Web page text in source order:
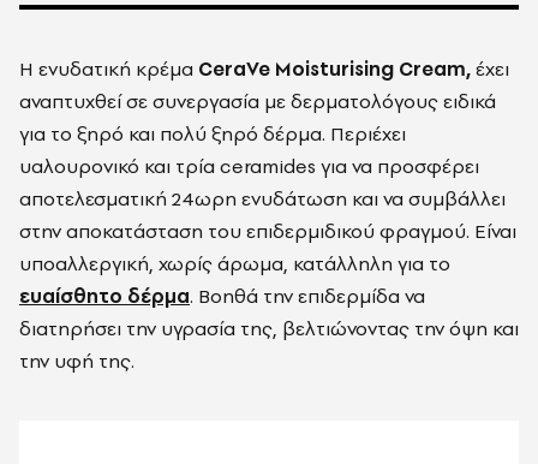
Η ενυδατική κρέμα CeraVe Moisturising Cream,έχει
αναπτυχθεί σε συνεργασία με δερματολόγους ειδικά
για το ξηρό και πολύ ξηρό δέρμα. Περιέχει
υαλουρονικό και τρία ceramides για να προσφέρει
αποτελεσματική 24ωρη ενυδάτωση και να συμβάλλει
στην αποκατάσταση του επιδερμιδικού φραγμού. Είναι
υποαλλεργική, χωρίς άρωμα, κατάλληλη για το
ευαίσθητο δέρμα. Βοηθά την επιδερμίδα να
διατηρήσει την υγρασία της, βελτιώνοντας την όψη και
την υφή της.